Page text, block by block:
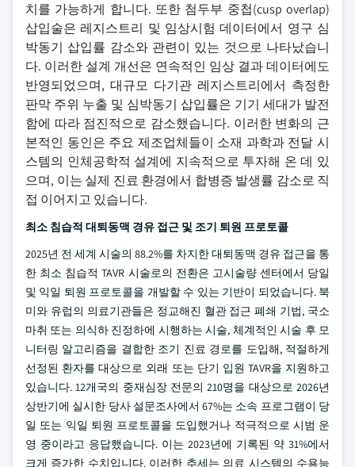
치를 가능하게 합니다. 또한 첨두부 중첩(cusp overlap)
삽입술은 레지스트리 및 임상시험 데이터에서 영구 심
박동기 삽입률 감소와 관련이 있는 것으로 나타났습니
다. 이러한 설계 개선은 연속적인 임상 결과 데이터에도
반영되었으며, 대규모 다기관 레지스트리에서 측정한
판막 주위 누출 및 심박동기 삽입률은 기기 세대가 발전
함에 따라 점진적으로 감소했습니다. 이러한 변화의 근
본적인 동인은 주요 제조업체들이 소재 과학과 전달 시
스템의 인체공학적 설계에 지속적으로 투자해 온 데 있
으며, 이는 실제 진료 환경에서 합병증 발생률 감소로 직
접 이어지고 있습니다.
최소 침습적 대퇴동맥 경유 접근 및 조기 퇴원 프로토콜
2025년 전 세계 시술의 88.2%를 차지한 대퇴동맥 경유 접근을 통
한 최소 침습적 TAVR 시술로의 전환은 고시술량 센터에서 당일
및 익일 퇴원 프로토콜을 개발할 수 있는 기반이 되었습니다. 북
미와 유럽의 의료기관들은 정교해진 혈관 접근 폐쇄 기법, 국소
마취 또는 의식하 진정하에 시행하는 시술, 체계적인 시술 후 모
니터링 알고리즘을 결합한 조기 진료 경로를 도입해, 적절하게
선정된 환자를 대상으로 외래 또는 단기 입원 TAVR을 지원하고
있습니다. 12개국의 중재심장 전문의 210명을 대상으로 2026년
상반기에 실시한 당사 설문조사에서 67%는 소속 프로그램이 당
일 또는 익일 퇴원 프로토콜을 도입했거나 적극적으로 시범 운
영 중이라고 응답했습니다. 이는 2023년에 기록된 약 31%에서
크게 증가한 수치입니다. 이러한 추세는 의료 시스템의 수용능